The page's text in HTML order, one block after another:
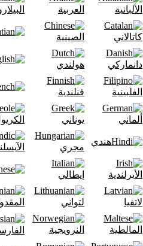
الألبانية العربية
كاتالاني الصينية
دانماركي هولندي
الفلبينية فنلندية
ألماني يوناني
هندي
مجري
الأيرلندية إيطالي
لاتفيا لتواني
المالطية النرويجية